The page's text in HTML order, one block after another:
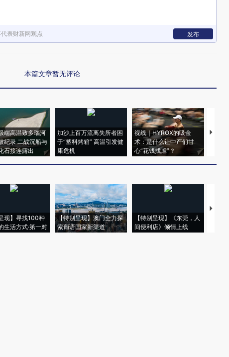
表财新网观点 发布
本篇文章暂无评论
端高温致多瑙河
纪录 二战沉船与
石接连露出
加沙上百万流离失所者困
于“塑料烤箱” 高温引发健
康危机
视线｜HYROX的吸金
术：是什么让中产们甘
心“花钱找虐”？
马航
粒摇
现】寻找100种
生活方式·第一对
【特别呈现】澳门全力探
索葡语国家新渠道
【特别呈现】《东莞，人
间便利店》倾情上线
【推
会，